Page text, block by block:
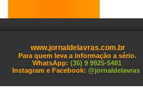
www.jornaldelavras.com.br
Para quem leva a informação a sério.
WhatsApp: (35) 9 9925-5481
Instagram e Facebook: @jornaldelavras